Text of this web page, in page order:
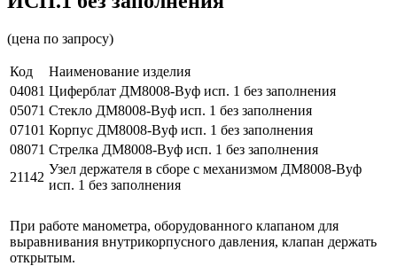
(цена по запросу)
Код
Наименование изделия
04081 Циферблат ДМ8008-Вуф исп. 1 без заполнения
05071 Стекло ДМ8008-Вуф исп. 1 без заполнения
07101 Корпус ДМ8008-Вуф исп. 1 без заполнения
08071 Стрелка ДМ8008-Вуф исп. 1 без заполнения
21142
Узел держателя в сборе с механизмом ДМ8008-Вуф
исп. 1 без заполнения
При работе манометра, оборудованного клапаном для
выравнивания внутрикорпусного давления, клапан держать
открытым.